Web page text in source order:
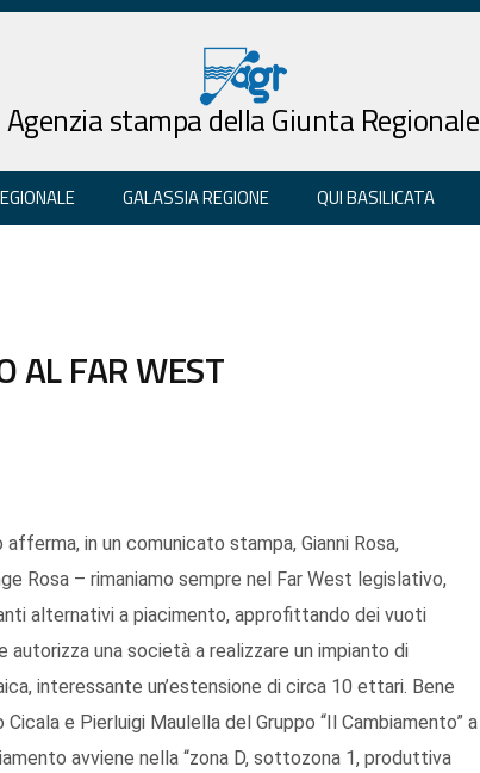
Agenzia stampa della Giunta Regionale
GALASSIA REGIONE QUI BASILICATA
AL FAR WEST
in un comunicato stampa, Gianni Rosa,
Rosa – rimaniamo sempre nel Far West legislativo,
alternativi a piacimento, approfittando dei vuoti
autorizza una società a realizzare un impianto di
interessante un’estensione di circa 10 ettari. Bene
e Pierluigi Maulella del Gruppo “Il Cambiamento” a
avviene nella “zona D, sottozona 1, produttiva